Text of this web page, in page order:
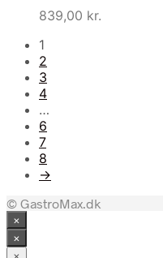
839,00 kr.
1
2
3
4
…
6
7
8
→
© GastroMax.dk
×
×